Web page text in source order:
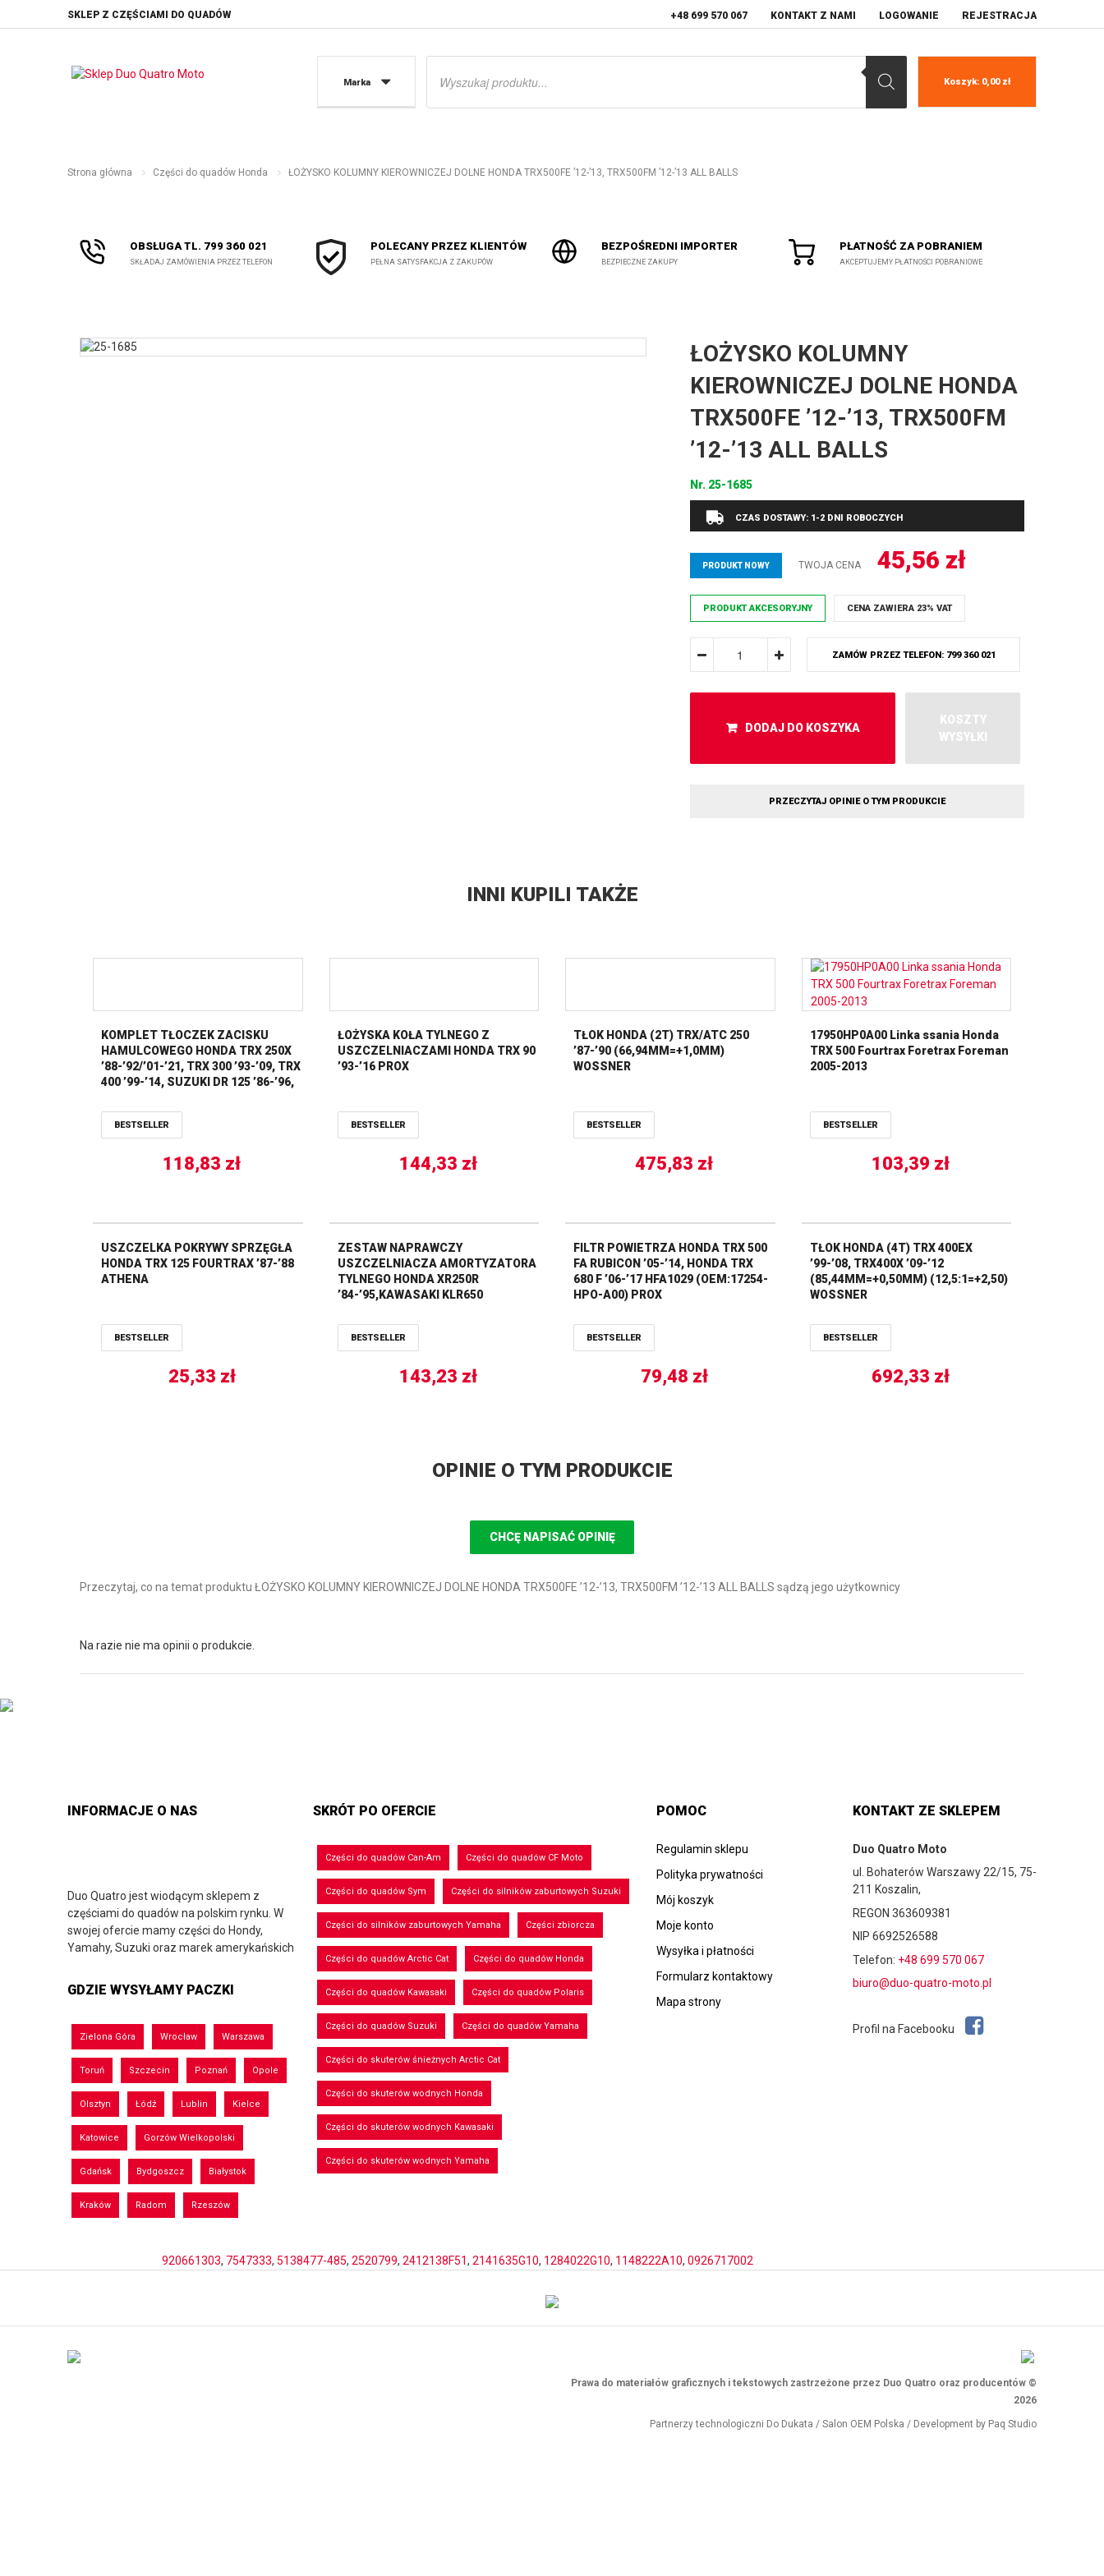
SKLEP Z CZĘŚCIAMI DO QUADÓW +48 699 570 067 KONTAKT Z NAMI LOGOWANIE REJESTRACJA
Marka
Wyszukiwarka
Koszyk: 0,00 zł
Strona główna Części do quadów Honda ŁOŻYSKO KOLUMNY KIEROWNICZEJ DOLNE HONDA TRX500FE ’12-’13, TRX500FM ’12-’13 ALL BALLS
OBSŁUGA TL. 799 360 021
SKŁADAJ ZAMÓWIENIA PRZEZ TELEFON
POLECANY PRZEZ KLIENTÓW
PEŁNA SATYSFAKCJA Z ZAKUPÓW
BEZPOŚREDNI IMPORTER
BEZPIECZNE ZAKUPY
PŁATNOŚĆ ZA POBRANIEM
AKCEPTUJEMY PŁATNOŚCI POBRANIOWE
ŁOŻYSKO KOLUMNY
KIEROWNICZEJ DOLNE HONDA
TRX500FE ’12-’13, TRX500FM
’12-’13 ALL BALLS
Nr. 25-1685
CZAS DOSTAWY: 1-2 DNI ROBOCZYCH
PRODUKT NOWY TWOJA CENA 45,56 zł
PRODUKT AKCESORYJNY CENA ZAWIERA 23% VAT
ZAMÓW PRZEZ TELEFON: 799 360 021
DODAJ DO KOSZYKA
KOSZTY
WYSYŁKI
PRZECZYTAJ OPINIE O TYM PRODUKCIE
INNI KUPILI TAKŻE
KOMPLET TŁOCZEK ZACISKU
HAMULCOWEGO HONDA TRX 250X
’88-’92/’01-’21, TRX 300 ’93-’09, TRX
400 ’99-’14, SUZUKI DR 125 ’86-’96,
LTA-750 ’08-’21, YAMAHA Kodiak
700 ’16-’21, YFM 250 Rapto ALL
BESTSELLER
118,83 zł
ŁOŻYSKA KOŁA TYLNEGO Z
USZCZELNIACZAMI HONDA TRX 90
’93-’16 PROX
BESTSELLER
144,33 zł
TŁOK HONDA (2T) TRX/ATC 250
’87-’90 (66,94MM=+1,0MM)
WOSSNER
BESTSELLER
475,83 zł
17950HP0A00 Linka ssania Honda
TRX 500 Fourtrax Foretrax Foreman
2005-2013
BESTSELLER
103,39 zł
USZCZELKA POKRYWY SPRZĘGŁA
HONDA TRX 125 FOURTRAX ’87-’88
ATHENA
BESTSELLER
25,33 zł
ZESTAW NAPRAWCZY
USZCZELNIACZA AMORTYZATORA
TYLNEGO HONDA XR250R
’84-’95,KAWASAKI KLR650
’96-’14,YAMAHA YFZ450
’04-’09,YZ80/85 ’93-’18 ALL BALLS
BESTSELLER
143,23 zł
FILTR POWIETRZA HONDA TRX 500
FA RUBICON ’05-’14, HONDA TRX
680 F ’06-’17 HFA1029 (OEM:17254-
HPO-A00) PROX
BESTSELLER
79,48 zł
TŁOK HONDA (4T) TRX 400EX
’99-’08, TRX400X ’09-’12
(85,44MM=+0,50MM) (12,5:1=+2,50)
WOSSNER
BESTSELLER
692,33 zł
OPINIE O TYM PRODUKCIE
CHCĘ NAPISAĆ OPINIĘ
Przeczytaj, co na temat produktu ŁOŻYSKO KOLUMNY KIEROWNICZEJ DOLNE HONDA TRX500FE ’12-’13, TRX500FM ’12-’13 ALL BALLS sądzą jego użytkownicy
Na razie nie ma opinii o produkcie.
INFORMACJE O NAS
Duo Quatro jest wiodącym sklepem z
częściami do quadów na polskim rynku. W
swojej ofercie mamy części do Hondy,
Yamahy, Suzuki oraz marek amerykańskich
GDZIE WYSYŁAMY PACZKI
Zielona Góra Wrocław Warszawa
Toruń Szczecin Poznań Opole
Olsztyn Łódź Lublin Kielce
Katowice Gorzów Wielkopolski
Gdańsk Bydgoszcz Białystok
Kraków Radom Rzeszów
SKRÓT PO OFERCIE
Części do quadów Can-Am Części do quadów CF Moto
Części do quadów Sym Części do silników zaburtowych Suzuki
Części do silników zaburtowych Yamaha Części zbiorcza
Części do quadów Arctic Cat Części do quadów Honda
Części do quadów Kawasaki Części do quadów Polaris
Części do quadów Suzuki Części do quadów Yamaha
Części do skuterów śnieżnych Arctic Cat
Części do skuterów wodnych Honda
Części do skuterów wodnych Kawasaki
Części do skuterów wodnych Yamaha
POMOC
Regulamin sklepu
Polityka prywatności
Mój koszyk
Moje konto
Wysyłka i płatności
Formularz kontaktowy
Mapa strony
KONTAKT ZE SKLEPEM
Duo Quatro Moto
ul. Bohaterów Warszawy 22/15, 75-
211 Koszalin,
REGON 363609381
NIP 6692526588
Telefon: +48 699 570 067
biuro@duo-quatro-moto.pl
Profil na Facebooku
920661303, 7547333, 5138477-485, 2520799, 2412138F51, 2141635G10, 1284022G10, 1148222A10, 0926717002
Prawa do materiałów graficznych i tekstowych zastrzeżone przez Duo Quatro oraz producentów ©
2026
Partnerzy technologiczni Do Dukata / Salon OEM Polska / Development by Paq Studio